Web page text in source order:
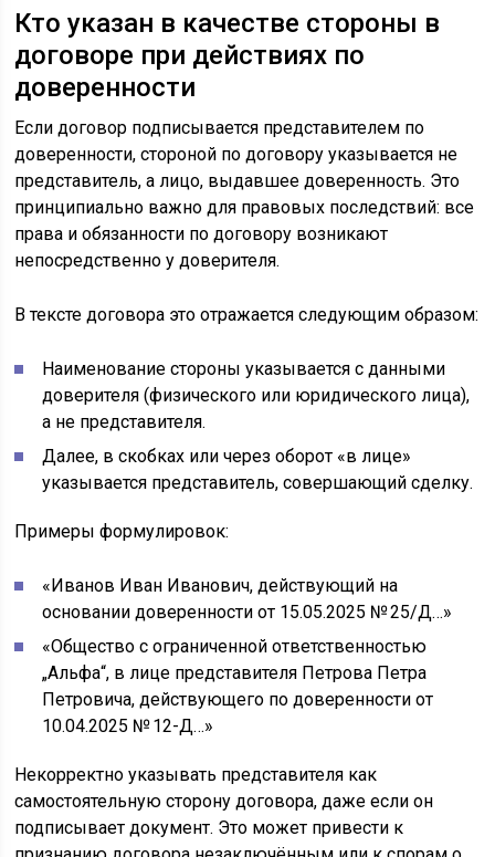
Кто указан в качестве стороны в
договоре при действиях по
доверенности
Если договор подписывается представителем по
доверенности, стороной по договору указывается не
представитель, а лицо, выдавшее доверенность. Это
принципиально важно для правовых последствий: все
права и обязанности по договору возникают
непосредственно у доверителя.
В тексте договора это отражается следующим образом:
Наименование стороны указывается с данными
доверителя (физического или юридического лица),
а не представителя.
Далее, в скобках или через оборот «в лице»
указывается представитель, совершающий сделку.
Примеры формулировок:
«Иванов Иван Иванович, действующий на
основании доверенности от 15.05.2025 № 25/Д…»
«Общество с ограниченной ответственностью
„Альфа“, в лице представителя Петрова Петра
Петровича, действующего по доверенности от
10.04.2025 № 12-Д…»
Некорректно указывать представителя как
самостоятельную сторону договора, даже если он
подписывает документ. Это может привести к